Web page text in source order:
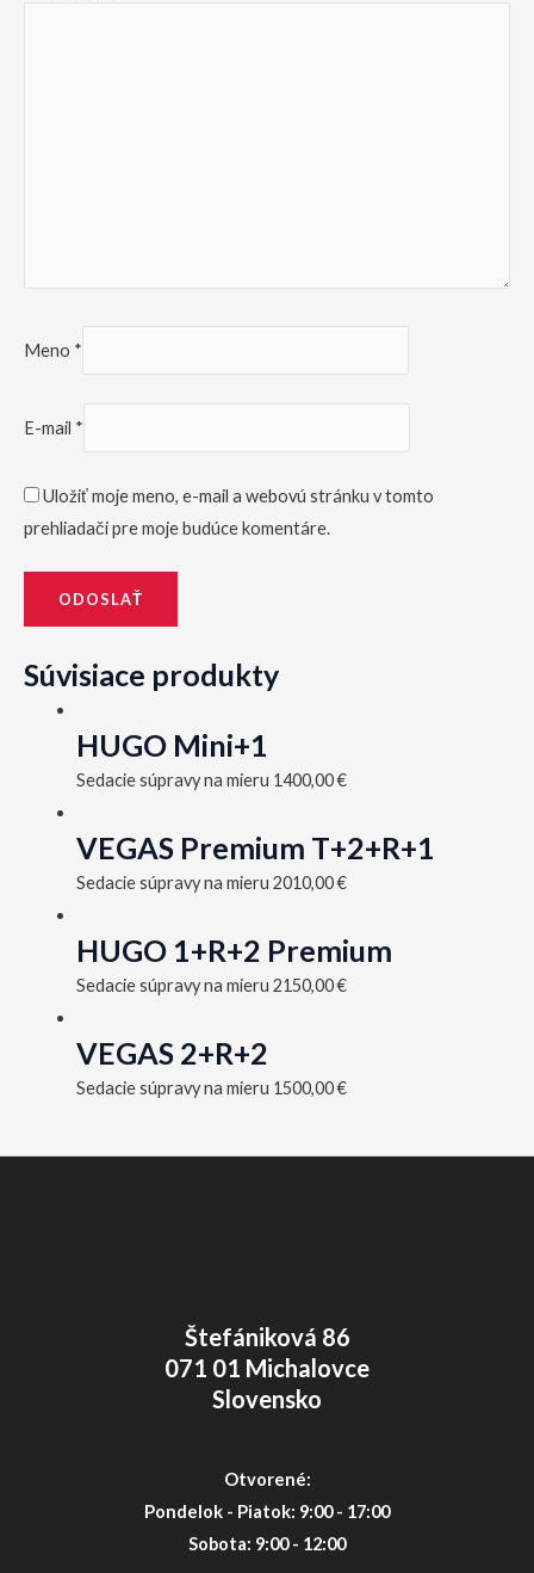
Meno *
E-mail *
Uložiť moje meno, e-mail a webovú stránku v tomto
prehliadači pre moje budúce komentáre.
Súvisiace produkty
HUGO Mini+1
Sedacie súpravy na mieru 1400,00€
VEGAS Premium T+2+R+1
Sedacie súpravy na mieru 2010,00€
HUGO 1+R+2 Premium
Sedacie súpravy na mieru 2150,00€
VEGAS 2+R+2
Sedacie súpravy na mieru 1500,00€
Štefániková 86
071 01 Michalovce
Slovensko
Otvorené:
Pondelok - Piatok: 9:00 - 17:00
Sobota: 9:00 - 12:00